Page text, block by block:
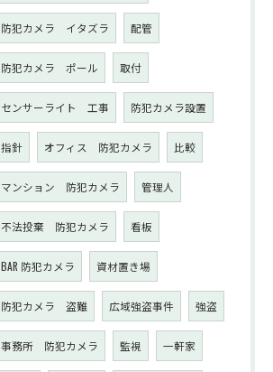
防犯カメラ イタズラ 配管
防犯カメラ ポール 取付
センサーライト 工事 防犯カメラ設置
指針 オフィス 防犯カメラ 比較
マンション 防犯カメラ 管理人
不法投棄 防犯カメラ 看板
BAR 防犯カメラ 資材置き場
防犯カメラ 盗難 広域強盗事件 強盗
事務所 防犯カメラ 監視 一軒家